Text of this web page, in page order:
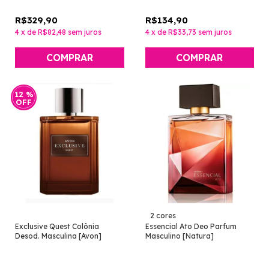
R$329,90
4 x de R$82,48 sem juros
R$134,90
4 x de R$33,73 sem juros
12 %
OFF
Exclusive Quest Colônia
Desod. Masculina [Avon]
2 cores
Essencial Ato Deo Parfum
Masculino [Natura]